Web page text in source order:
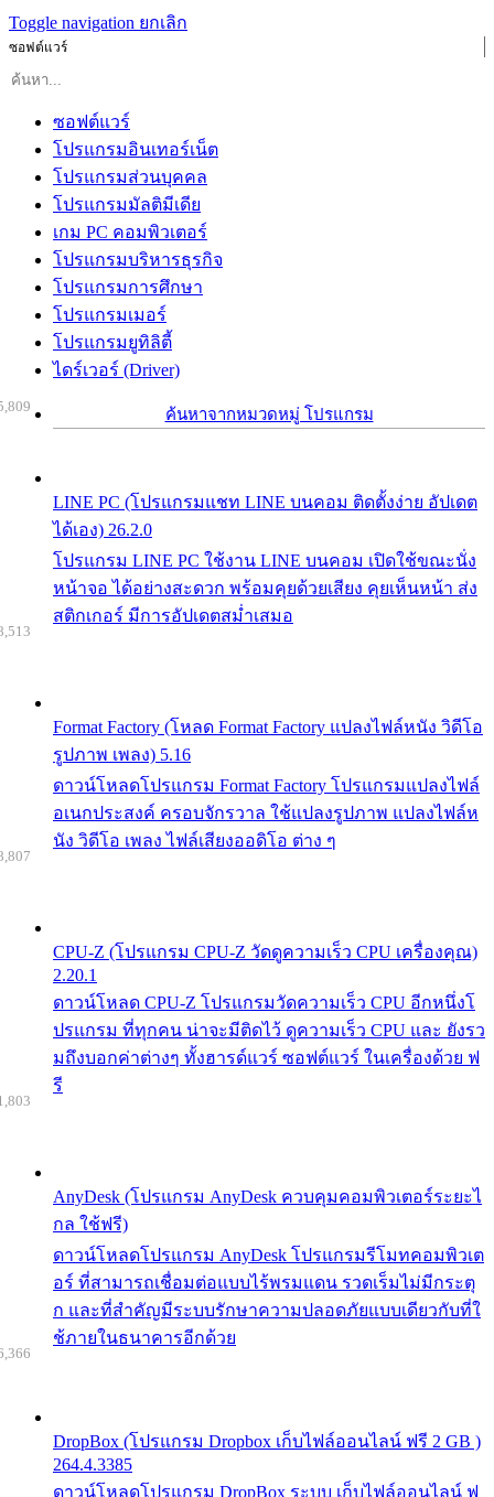
Toggle navigation ยกเลิก
ซอฟต์แวร์
ซอฟต์แวร์
โปรแกรมอินเทอร์เน็ต
โปรแกรมส่วนบุคคล
โปรแกรมมัลติมีเดีย
เกม PC คอมพิวเตอร์
โปรแกรมบริหารธุรกิจ
โปรแกรมการศึกษา
โปรแกรมเมอร์
โปรแกรมยูทิลิตี้
ไดร์เวอร์ (Driver)
ค้นหาจากหมวดหมู่ โปรแกรม
LINE PC (โปรแกรมแชท LINE บนคอม ติดตั้งง่าย อัปเดต
ได้เอง) 26.2.0
โปรแกรม LINE PC ใช้งาน LINE บนคอม เปิดใช้ขณะนั่ง
หน้าจอ ได้อย่างสะดวก พร้อมคุยด้วยเสียง คุยเห็นหน้า ส่ง
สติกเกอร์ มีการอัปเดตสม่ำเสมอ
Format Factory (โหลด Format Factory แปลงไฟล์หนัง วิดีโอ
รูปภาพ เพลง) 5.16
ดาวน์โหลดโปรแกรม Format Factory โปรแกรมแปลงไฟล์
อเนกประสงค์ ครอบจักรวาล ใช้แปลงรูปภาพ แปลงไฟล์ห
นัง วิดีโอ เพลง ไฟล์เสียงออดิโอ ต่าง ๆ
CPU-Z (โปรแกรม CPU-Z วัดดูความเร็ว CPU เครื่องคุณ)
2.20.1
ดาวน์โหลด CPU-Z โปรแกรมวัดความเร็ว CPU อีกหนึ่งโ
ปรแกรม ที่ทุกคน น่าจะมีติดไว้ ดูความเร็ว CPU และ ยังรว
มถึงบอกค่าต่างๆ ทั้งฮารด์แวร์ ซอฟต์แวร์ ในเครื่องด้วย ฟ
รี
AnyDesk (โปรแกรม AnyDesk ควบคุมคอมพิวเตอร์ระยะไ
กล ใช้ฟรี)
ดาวน์โหลดโปรแกรม AnyDesk โปรแกรมรีโมทคอมพิวเต
อร์ ที่สามารถเชื่อมต่อแบบไร้พรมแดน รวดเร็มไม่มีกระตุ
ก และที่สำคัญมีระบบรักษาความปลอดภัยแบบเดียวกับที่ใ
ช้ภายในธนาคารอีกด้วย
DropBox (โปรแกรม Dropbox เก็บไฟล์ออนไลน์ ฟรี 2 GB )
264.4.3385
ดาวน์โหลดโปรแกรม DropBox ระบบ เก็บไฟล์ออนไลน์ ฟ